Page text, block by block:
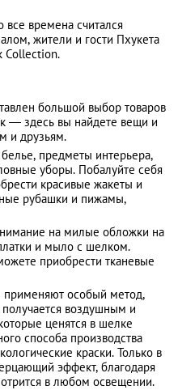
времена считался
жители и гости Пхукета
Collection.
большой выбор товаров
— здесь вы найдете вещи и
и друзьям.
предметы интерьера,
уборы. Побалуйте себя
красивые жакеты и
рубашки и пижамы,
на милые обложки на
и мыло с шелком.
приобрести тканевые
применяют особый метод,
воздушным и
ценятся в шелке
способа производства
краски. Только в
эффект, благодаря
в любом освещении.